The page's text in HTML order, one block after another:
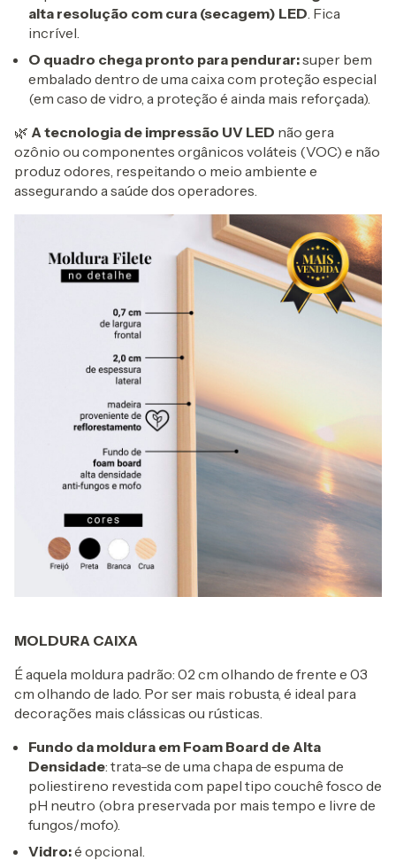
alta resolução com cura (secagem) LED . Fica
incrível.
O quadro chega pronto para pendurar:super bem
embalado dentro de uma caixa com proteção especial
(em caso de vidro, a proteção é ainda mais reforçada).
🌿 A tecnologia de impressão UV LED não gera
ozônio ou componentes orgânicos voláteis (VOC) e não
produz odores, respeitando o meio ambiente e
assegurando a saúde dos operadores.
MOLDURA CAIXA
É aquela moldura padrão: 02 cm olhando de frente e 03
cm olhando de lado. Por ser mais robusta, é ideal para
decorações mais clássicas ou rústicas.
Fundo da moldura em Foam Board de Alta
Densidade: trata-se de uma chapa de espuma de
poliestireno revestida com papel tipo couchê fosco de
pH neutro (obra preservada por mais tempo e livre de
fungos/mofo).
Vidro:é opcional.